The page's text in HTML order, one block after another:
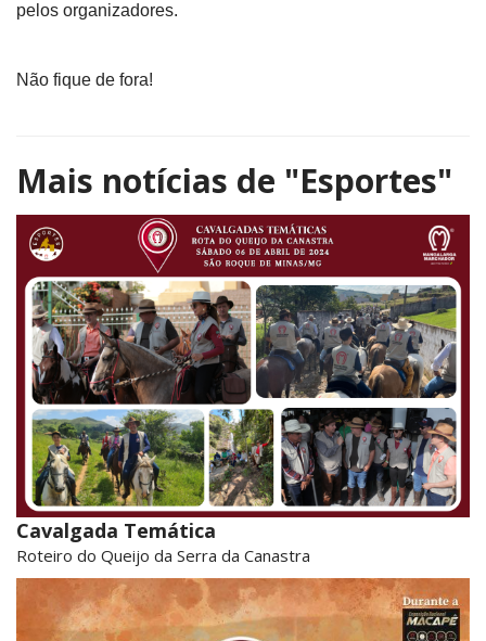
pelos organizadores.
Não fique de fora!
Mais notícias de "Esportes"
Cavalgada Temática
Roteiro do Queijo da Serra da Canastra